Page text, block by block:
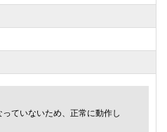
ていないため、正常に動作し